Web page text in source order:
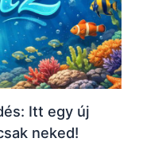
Itt egy új
neked!